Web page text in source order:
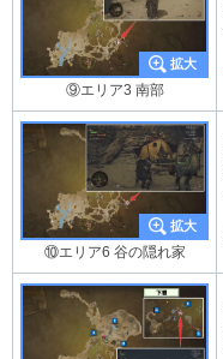
⑨エリア3 南部
⑩エリア6 谷の隠れ家